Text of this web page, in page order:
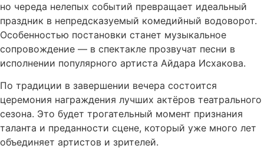
но череда нелепых событий превращает идеальный
праздник в непредсказуемый комедийный водоворот.
Особенностью постановки станет музыкальное
сопровождение — в спектакле прозвучат песни в
исполнении популярного артиста Айдара Исхакова.
По традиции в завершении вечера состоится
церемония награждения лучших актёров театрального
сезона. Это будет трогательный момент признания
таланта и преданности сцене, который уже много лет
объединяет артистов и зрителей.